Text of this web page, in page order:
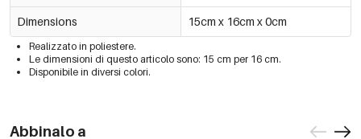
Dimensions 15cm x 16cm x 0cm
Realizzato in poliestere.
Le dimensioni di questo articolo sono: 15 cm per 16 cm.
Disponibile in diversi colori.
Abbinalo a